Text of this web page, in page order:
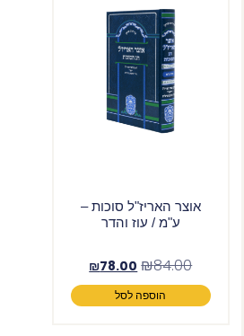
אוצר האריז"ל סוכות –
ע"מ / עוז והדר
₪84.00
₪78.00
הוספה לסל